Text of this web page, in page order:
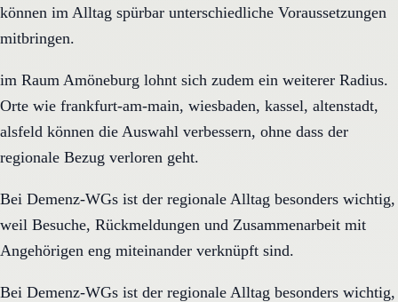
können im Alltag spürbar unterschiedliche Voraussetzungen
mitbringen.
im Raum Amöneburg lohnt sich zudem ein weiterer Radius.
Orte wie frankfurt-am-main, wiesbaden, kassel, altenstadt,
alsfeld können die Auswahl verbessern, ohne dass der
regionale Bezug verloren geht.
Bei Demenz-WGs ist der regionale Alltag besonders wichtig,
weil Besuche, Rückmeldungen und Zusammenarbeit mit
Angehörigen eng miteinander verknüpft sind.
Bei Demenz-WGs ist der regionale Alltag besonders wichtig,